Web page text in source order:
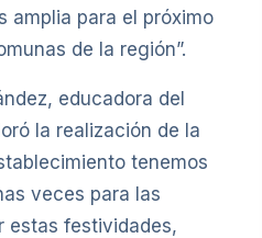
amplia para el próximo
de la región”.
educadora del
la realización de la
tenemos
veces para las
estas festividades,